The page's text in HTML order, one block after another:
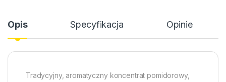
Opis Specyfikacja Opinie
Tradycyjny, aromatyczny koncentrat pomidorowy,